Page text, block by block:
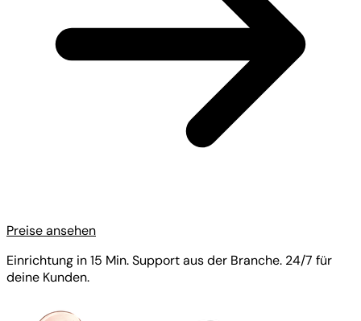
Preise ansehen
Einrichtung in 15 Min. Support aus der Branche. 24/7 für
deine Kunden.